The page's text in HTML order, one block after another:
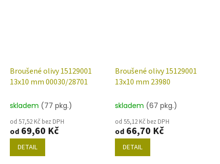
Broušené olivy 15129001
13x10 mm 00030/28701
skladem (77 pkg.)
od 57,52 Kč bez DPH
od 69,60 Kč
DETAIL
Broušené olivy 15129001
13x10 mm 23980
skladem (67 pkg.)
od 55,12 Kč bez DPH
od 66,70 Kč
DETAIL